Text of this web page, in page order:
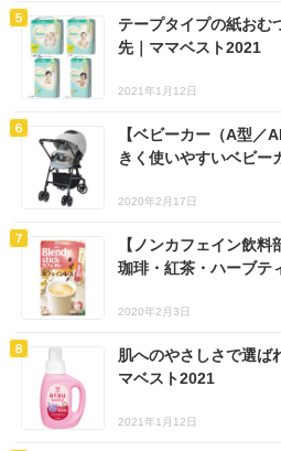
テープタイプの紙おむ
先｜ママベスト2021
2021年1月12日
【ベビーカー（A型／
きく使いやすいベビー
2020年2月17日
【ノンカフェイン飲
珈琲・紅茶・ハーブテ
2020年2月3日
肌へのやさしさで選ば
マベスト2021
2021年1月12日